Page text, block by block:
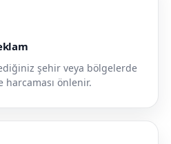
şehir veya bölgelerde
harcaması önlenir.